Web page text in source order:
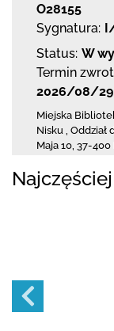
O28155
Sygnatura:
Status: W
Termin
2026/08/29
Miejska
Nisku
Oddział
Maja 10 37-400